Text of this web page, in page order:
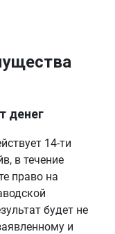
денег
14-ти
в течение
право на
будет не
и